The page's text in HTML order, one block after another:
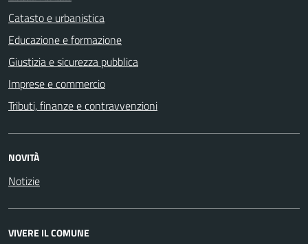
Catasto e urbanistica
Educazione e formazione
Giustizia e sicurezza pubblica
Imprese e commercio
Tributi, finanze e contravvenzioni
NOVITÀ
Notizie
VIVERE IL COMUNE